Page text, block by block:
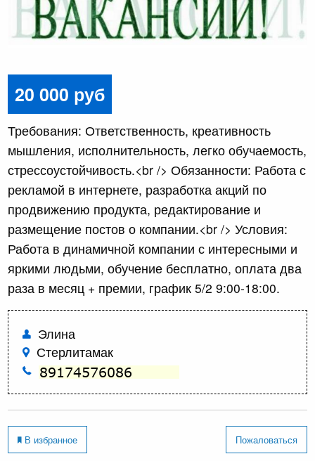
20 000 руб
Требования: Ответственность, креативность
мышления, исполнительность, легко обучаемость,
стрессоустойчивость.<br /> Обязанности: Работа с
рекламой в интернете, разработка акций по
продвижению продукта, редактирование и
размещение постов о компании.<br /> Условия:
Работа в динамичной компании с интересными и
яркими людьми, обучение бесплатно, оплата два
раза в месяц + премии, график 5/2 9:00-18:00.
Элина
Стерлитамак
В избранное Пожаловаться